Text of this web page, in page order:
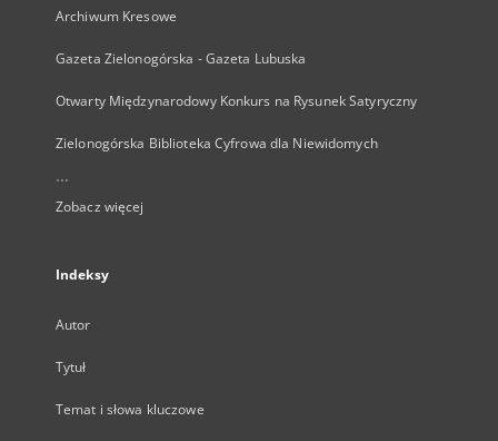
Archiwum Kresowe
Gazeta Zielonogórska - Gazeta Lubuska
Otwarty Międzynarodowy Konkurs na Rysunek Satyryczny
Zielonogórska Biblioteka Cyfrowa dla Niewidomych
...
Zobacz więcej
Indeksy
Autor
Tytuł
Temat i słowa kluczowe